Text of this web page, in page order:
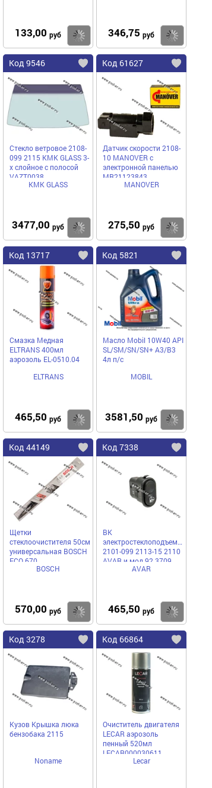
133,00 руб Купить
346,75 руб
Код 9546
Стекло ветровое 2108-
099 2115 КМК GLASS 3-
х слойное с полосой
VAZT0038
КМК GLASS
3477,00 руб Купить
Код 61627
Датчик скорости 2108-
10 MANOVER с
электронной панелью
MR21123843
MANOVER
275,50 руб
Код 13717
Смазка Медная
ELTRANS 400мл
аэрозоль EL-0510.04
ELTRANS
465,50 руб Купить
Код 5821
Масло Mobil 10W40 API
SL/SM/SN/SN+ A3/B3
4л п/с
MOBIL
3581,50 руб
Код 44149
Щетки
стеклоочистителя 50см
универсальная BOSCH
ECO 670
BOSCH
570,00 руб Купить
Код 7338
ВК
электростеклоподъемников
2101-099 2113-15 2110
AVAR и мод 92.3709
AVAR
465,50 руб
Код 3278
Кузов Крышка люка
бензобака 2115
Noname
Код 66864
Очиститель двигателя
LECAR аэрозоль
пенный 520мл
LECAR000030611
Lecar